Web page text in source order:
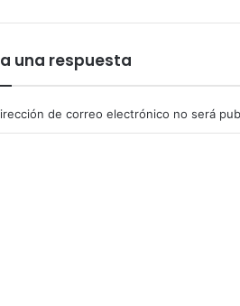
una respuesta
de correo electrónico no será